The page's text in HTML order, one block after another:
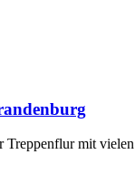
Treppenflur mit